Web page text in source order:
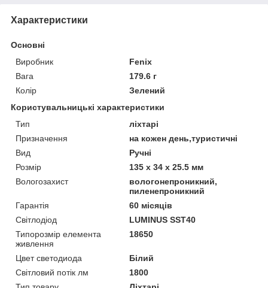
Характеристики
Основні
Виробник
Fenix
Вага
179.6 г
Колір
Зелений
Користувальницькі характеристики
Тип
ліхтарі
Призначення
на кожен день,туристичні
Вид
Ручні
Розмір
135 х 34 х 25.5 мм
Вологозахист
вологонепроникний,
пиленепроникний
Гарантія
60 місяців
Світлодіод
LUMINUS SST40
Типорозмір елемента
живлення
18650
Цвет светодиода
Білий
Світловий потік лм
1800